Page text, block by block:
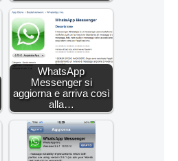
WhatsApp
Messenger si
aggiorna e arriva così
alla…